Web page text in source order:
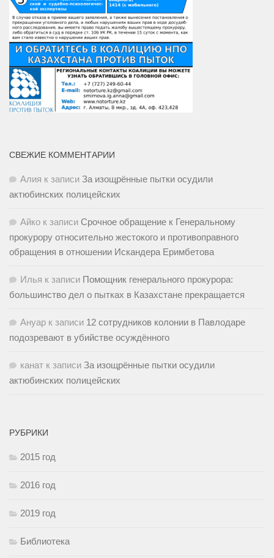
СВЕЖИЕ КОММЕНТАРИИ
Алия к записи За изощрённые пытки осудили
актюбинских полицейских
Айко к записи Срочное обращение к Генеральному
прокурору относительно жестокого и противоправного
обращения в отношении Искандера Еримбетова
Илья к записи Помощник генерального прокурора:
большинство дел о пытках в Казахстане прекращается
Ануар к записи 12 сотрудников колонии в Павлодаре
подозревают в убийстве осуждённого
канат к записи За изощрённые пытки осудили
актюбинских полицейских
РУБРИКИ
2015 год
2016 год
2019 год
Библиотека